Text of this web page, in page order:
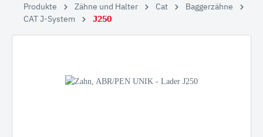
Produkte Zähne und Halter Cat
Baggerzähne
CAT J-System
J250